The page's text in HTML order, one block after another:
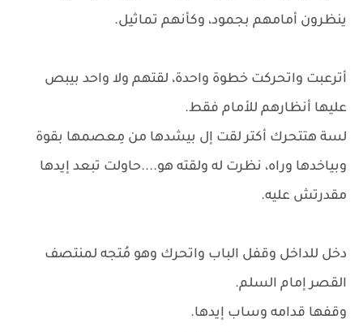
ينظرون أمامهم بجمود، وكأنهم تماثيل.
أترعبت واتحركت خطوة واحدة، لقتهم ولا واحد بيبص
عليها أنظارهم للأمام فقط.
لسة هتتحرك أكتر لقت إل بيشدها من مِعصمها بقوة
وبياخدها وراه، نظرت له ولقته هو....حاولت تبعد إيدها
مقدرتش عليه.
دخل للداخل وقفل الباب واتحرك وهو مُتجه لمنتصف
القصر إمام السلم.
وقفها قدامه وساب إيدها.